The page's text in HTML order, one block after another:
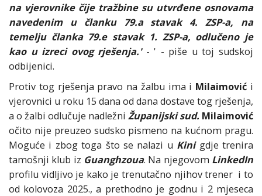
na vjerovnike čije tražbine su utvrđene osnovama
navedenim u članku 79.a stavak 4. ZSP-a, na
temelju članka 79.e stavak 1. ZSP-a, odlučeno je
kao u izreci ovog rješenja.'- ' - piše u toj sudskoj
odbijenici.
Protiv tog rješenja pravo na žalbu ima i Milaimović i
vjerovnici u roku 15 dana od dana dostave tog rješenja,
a o žalbi odlučuje nadležni Županijski sud. Milaimović
očito nije preuzeo sudsko pismeno na kućnom pragu.
Moguće i zbog toga što se nalazi u Kini gdje trenira
tamošnji klub iz Guanghzoua. Na njegovom LinkedIn
profilu vidljivo je kako je trenutačno njihov trener i to
od kolovoza 2025., a prethodno je godnu i 2 mjeseca